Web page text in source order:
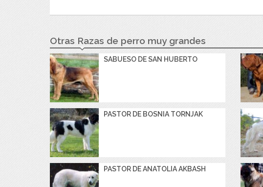
Otras Razas de perro muy grandes
SABUESO DE SAN HUBERTO
PASTOR DE BOSNIA TORNJAK
PASTOR DE ANATOLIA AKBASH